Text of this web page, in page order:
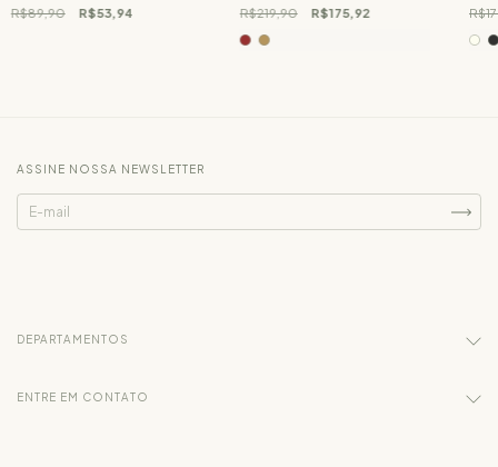
R$89,90 R$53,94 R$219,90 R$175,92
ASSINE NOSSA NEWSLETTER
DEPARTAMENTOS
ENTRE EM CONTATO